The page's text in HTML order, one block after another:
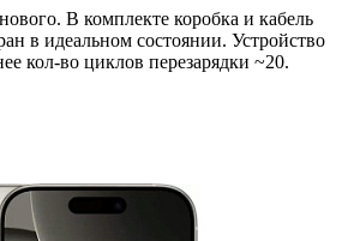
В комплекте коробка и кабель
в идеальном состоянии. Устройство
кол-во циклов перезарядки ~20.